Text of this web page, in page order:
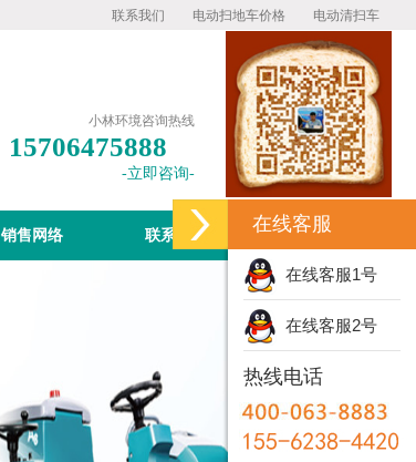
联系我们 电动扫地车价格 电动清扫车
小林环境咨询热线
15706475888
-立即咨询-
销售网络 联系小林
在线客服
在线客服1号
在线客服2号
热线电话